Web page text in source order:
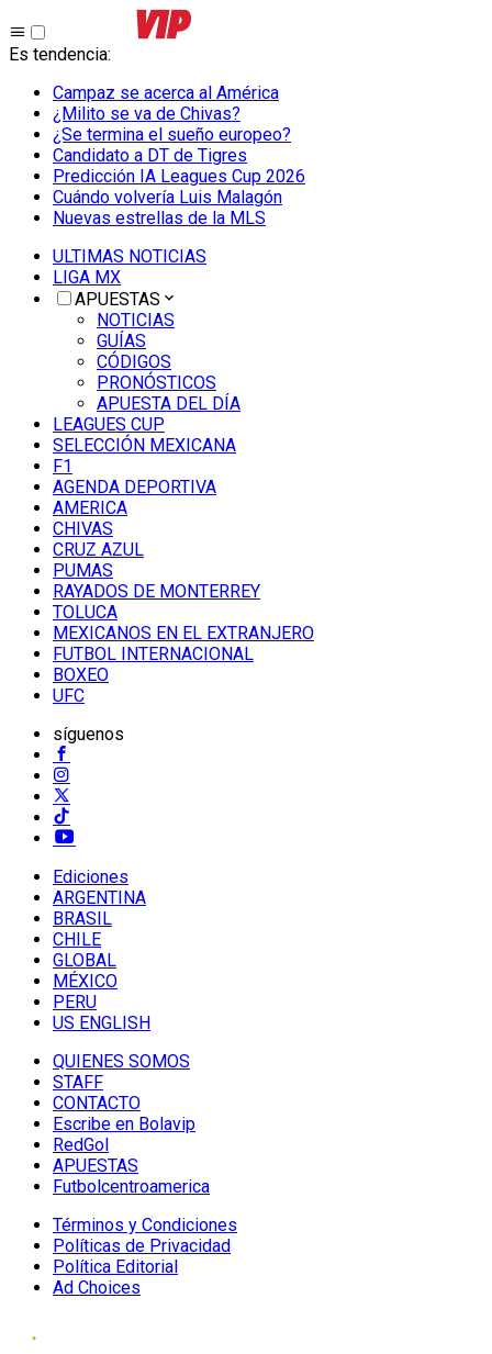
Es tendencia:
Campaz se acerca al América
¿Milito se va de Chivas?
¿Se termina el sueño europeo?
Candidato a DT de Tigres
Predicción IA Leagues Cup 2026
Cuándo volvería Luis Malagón
Nuevas estrellas de la MLS
ULTIMAS NOTICIAS
LIGA MX
APUESTAS
NOTICIAS
GUÍAS
CÓDIGOS
PRONÓSTICOS
APUESTA DEL DÍA
LEAGUES CUP
SELECCIÓN MEXICANA
F1
AGENDA DEPORTIVA
AMERICA
CHIVAS
CRUZ AZUL
PUMAS
RAYADOS DE MONTERREY
TOLUCA
MEXICANOS EN EL EXTRANJERO
FUTBOL INTERNACIONAL
BOXEO
UFC
síguenos
Ediciones
ARGENTINA
BRASIL
CHILE
GLOBAL
MÉXICO
PERU
US ENGLISH
QUIENES SOMOS
STAFF
CONTACTO
Escribe en Bolavip
RedGol
APUESTAS
Futbolcentroamerica
Términos y Condiciones
Políticas de Privacidad
Política Editorial
Ad Choices